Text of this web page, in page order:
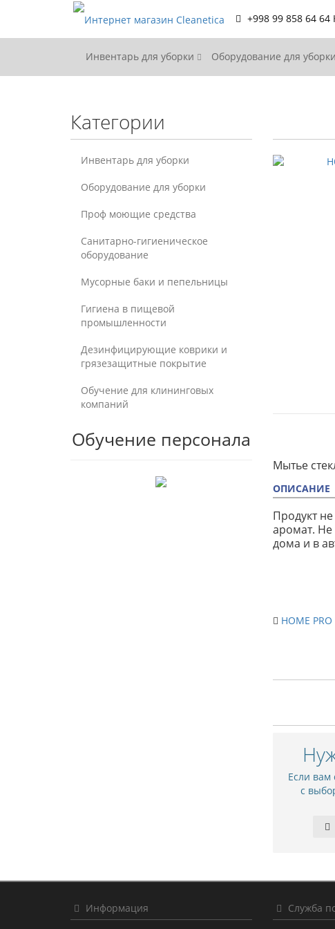
+998 99 858 64 64
Инвентарь для уборки Оборудование для уборки
Категории
Инвентарь для уборки
Оборудование для уборки
Проф моющие средства
Санитарно-гигиеническое
оборудование
Мусорные баки и пепельницы
Гигиена в пищевой
промышленности
Дезинфицирующие коврики и
грязезащитные покрытие
Обучение для клининговых
компаний
Обучение персонала
Мытье
ОПИСАНИЕ
Продукт
аромат. Не
дома и в
HOME
Если вам
с
Информация Служба